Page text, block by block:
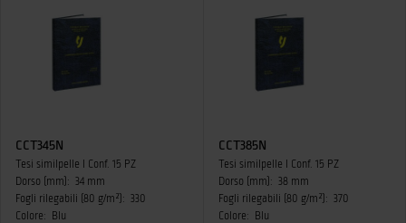
CCT345N
Tesi similpelle I Conf. 15 PZ
Dorso (mm): 34 mm
Fogli rilegabili (80 g/m²): 330
Colore:
Blu
CCT385N
Tesi similpelle I Conf. 15 PZ
Dorso (mm): 38 mm
Fogli rilegabili (80 g/m²): 370
Colore:
Blu